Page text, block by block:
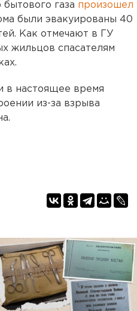
газа произошел
были эвакуированы 40
Как отмечают в ГУ
жильцов спасателям
в настоящее время
из-за взрыва